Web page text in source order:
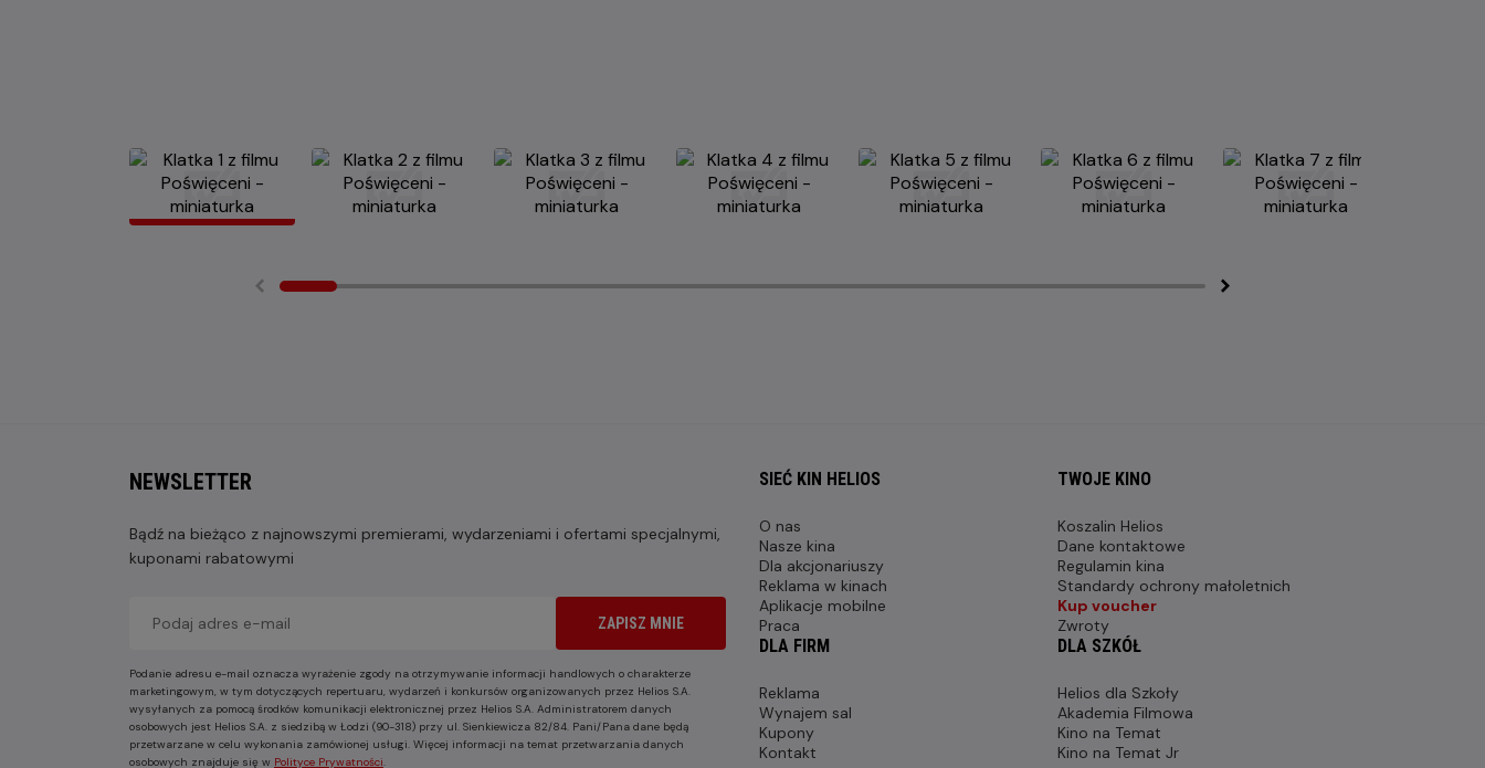
NEWSLETTER
Bądź na bieżąco z najnowszymi premierami, wydarzeniami i ofertami specjalnymi,
kuponami rabatowymi
ZAPISZ MNIE
Podanie adresu e-mail oznacza wyrażenie zgody na otrzymywanie informacji handlowych o charakterze
marketingowym, w tym dotyczących repertuaru, wydarzeń i konkursów organizowanych przez Helios S.A.
wysyłanych za pomocą środków komunikacji elektronicznej przez Helios S.A. Administratorem danych
osobowych jest Helios S.A. z siedzibą w Łodzi (90-318) przy ul. Sienkiewicza 82/84. Pani/Pana dane będą
przetwarzane w celu wykonania zamówionej usługi. Więcej informacji na temat przetwarzania danych
osobowych znajduje się w Polityce Prywatności.
SIEĆ KIN HELIOS
O nas
Nasze kina
Dla akcjonariuszy
Reklama w kinach
Aplikacje mobilne
Praca
TWOJE KINO
Koszalin Helios
Dane kontaktowe
Regulamin kina
Standardy ochrony małoletnich
Kup voucher
Zwroty
DLA FIRM
Reklama
Wynajem sal
Kupony
Kontakt
DLA SZKÓŁ
Helios dla Szkoły
Akademia Filmowa
Kino na Temat
Kino na Temat Jr